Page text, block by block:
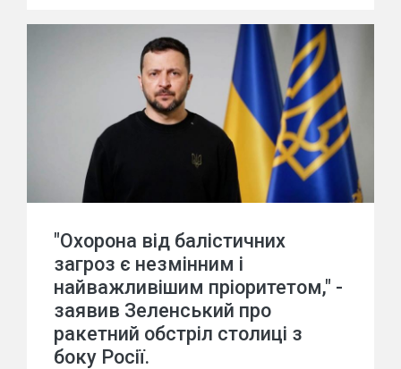
"Охорона від балістичних
загроз є незмінним і
найважливішим пріоритетом," -
заявив Зеленський про
ракетний обстріл столиці з
боку Росії.